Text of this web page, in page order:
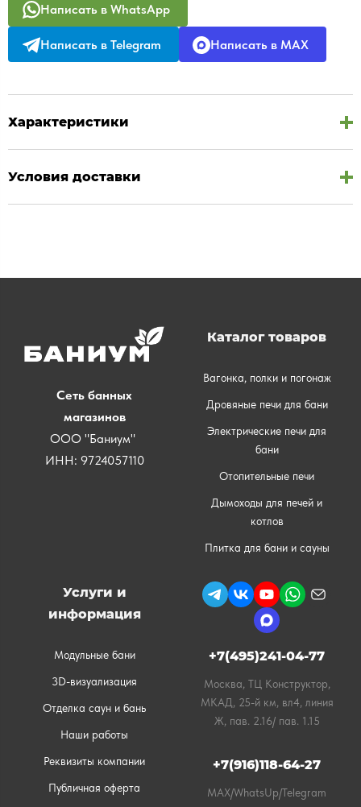
Написать в WhatsApp
Написать в Telegram Написать в MAX
Характеристики
Условия доставки
Сеть банных
магазинов
ООО "Баниум"
ИНН: 9724057110
Каталог товаров
Вагонка, полки и погонаж
Дровяные печи для бани
Электрические печи для
бани
Отопительные печи
Дымоходы для печей и
котлов
Плитка для бани и сауны
Услуги и
информация
Модульные бани
3D-визуализация
Отделка саун и бань
Наши работы
Реквизиты компании
Публичная оферта
+7(495)241-04-77
Москва, ТЦ Конструктор,
МКАД, 25-й км, вл4, линия
Ж, пав. 2.16/ пав. 1.15
+7(916)118-64-27
MAX/WhatsUp/Telegram